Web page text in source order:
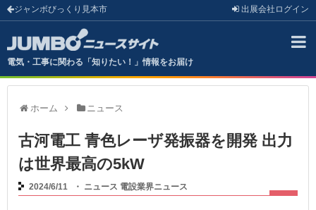
ジャンボびっくり見本市 出展会社 ログイン
電気・工事に関わる「知りたい！」情報をお届け
ホーム ニュース
古河電工 青色レーザ発振器を開発 出力
は世界最高の5kW
2024/6/11 ・ ニュース 電設業界ニュース